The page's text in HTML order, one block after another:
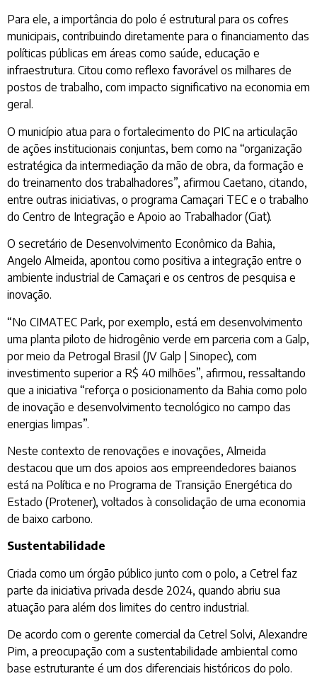
Para ele, a importância do polo é estrutural para os cofres
municipais, contribuindo diretamente para o financiamento das
políticas públicas em áreas como saúde, educação e
infraestrutura. Citou como reflexo favorável os milhares de
postos de trabalho, com impacto significativo na economia em
geral.
O município atua para o fortalecimento do PIC na articulação
de ações institucionais conjuntas, bem como na “organização
estratégica da intermediação da mão de obra, da formação e
do treinamento dos trabalhadores”, afirmou Caetano, citando,
entre outras iniciativas, o programa Camaçari TEC e o trabalho
do Centro de Integração e Apoio ao Trabalhador (Ciat).
O secretário de Desenvolvimento Econômico da Bahia,
Angelo Almeida, apontou como positiva a integração entre o
ambiente industrial de Camaçari e os centros de pesquisa e
inovação.
“No CIMATEC Park, por exemplo, está em desenvolvimento
uma planta piloto de hidrogênio verde em parceria com a Galp,
por meio da Petrogal Brasil (JV Galp | Sinopec), com
investimento superior a R$ 40 milhões”, afirmou, ressaltando
que a iniciativa “reforça o posicionamento da Bahia como polo
de inovação e desenvolvimento tecnológico no campo das
energias limpas”.
Neste contexto de renovações e inovações, Almeida
destacou que um dos apoios aos empreendedores baianos
está na Política e no Programa de Transição Energética do
Estado (Protener), voltados à consolidação de uma economia
de baixo carbono.
Sustentabilidade
Criada como um órgão público junto com o polo, a Cetrel faz
parte da iniciativa privada desde 2024, quando abriu sua
atuação para além dos limites do centro industrial.
De acordo com o gerente comercial da Cetrel Solvi, Alexandre
Pim, a preocupação com a sustentabilidade ambiental como
base estruturante é um dos diferenciais históricos do polo.